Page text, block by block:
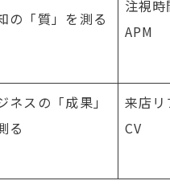
の「質」を測る
注視時
APM
ネスの「成果」
る
来店リ
CV